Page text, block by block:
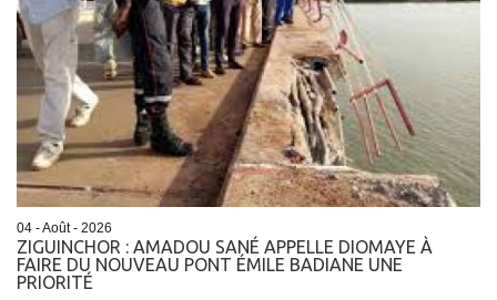
04 - Août - 2026
ZIGUINCHOR : AMADOU SANÉ APPELLE DIOMAYE À
FAIRE DU NOUVEAU PONT ÉMILE BADIANE UNE
PRIORITÉ